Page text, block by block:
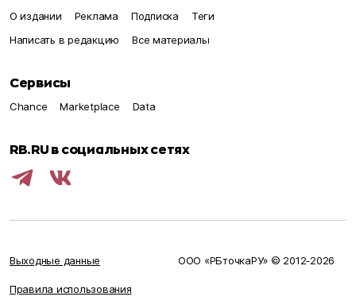
О издании Реклама Подписка
Теги
Написать в редакцию
Все материалы
Сервисы
Chance Marketplace Data
RB.RU в социальных сетях
Выходные данные
Правила использования
ООО «РБточкаРУ» © 2012‑2026